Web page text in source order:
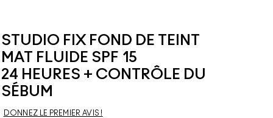
STUDIO FIX FOND DE TEINT
MAT FLUIDE SPF 15
24 HEURES + CONTRÔLE DU
SÉBUM
DONNEZ LE PREMIER AVIS !